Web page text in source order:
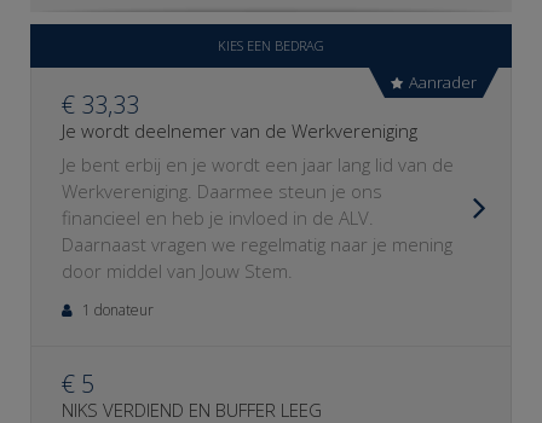
KIES EEN BEDRAG
Aanrader
€ 33,33
Je wordt deelnemer van de Werkvereniging
Je bent erbij en je wordt een jaar lang lid van de
Werkvereniging. Daarmee steun je ons
financieel en heb je invloed in de ALV.
Daarnaast vragen we regelmatig naar je mening
door middel van Jouw Stem.
1 donateur
€ 5
NIKS VERDIEND EN BUFFER LEEG